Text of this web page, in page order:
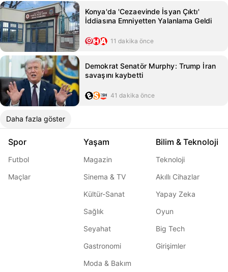
Konya'da 'Cezaevinde İsyan Çıktı'
İddiasına Emniyetten Yalanlama Geldi
11 dakika önce
Demokrat Senatör Murphy: Trump İran
savaşını kaybetti
41 dakika önce
Daha fazla göster
Spor
Futbol
Maçlar
Yaşam
Magazin
Sinema & TV
Kültür-Sanat
Sağlık
Seyahat
Gastronomi
Moda & Bakım
Bilim & Teknoloji
Teknoloji
Akıllı Cihazlar
Yapay Zeka
Oyun
Big Tech
Girişimler